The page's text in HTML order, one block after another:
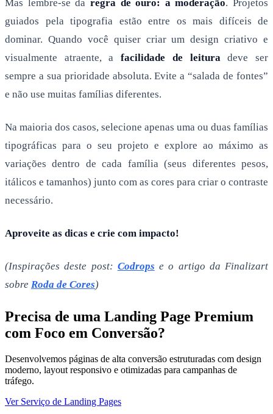
Mas lembre-se da regra de ouro: a moderação. Projetos
guiados pela tipografia estão entre os mais difíceis de
dominar. Quando você quiser criar um design criativo e
visualmente atraente, afacilidade de leituradeve ser
sempre a sua prioridade absoluta. Evite a “salada de fontes”
e não use muitas famílias diferentes.
Na maioria dos casos, selecione apenas uma ou duas famílias
tipográficas para o seu projeto e explore ao máximo as
variações dentro de cada família (seus diferentes pesos,
itálicos e tamanhos) junto com as cores para criar o contraste
necessário.
Aproveite as dicas e crie com impacto!
(Inspirações deste post: Codrops e o artigo da Finalizart
sobre Roda de Cores)
Precisa de uma Landing Page Premium
com Foco em Conversão?
Desenvolvemos páginas de alta conversão estruturadas com design
moderno, layout responsivo e otimizadas para campanhas de
tráfego.
Ver Serviço de Landing Pages